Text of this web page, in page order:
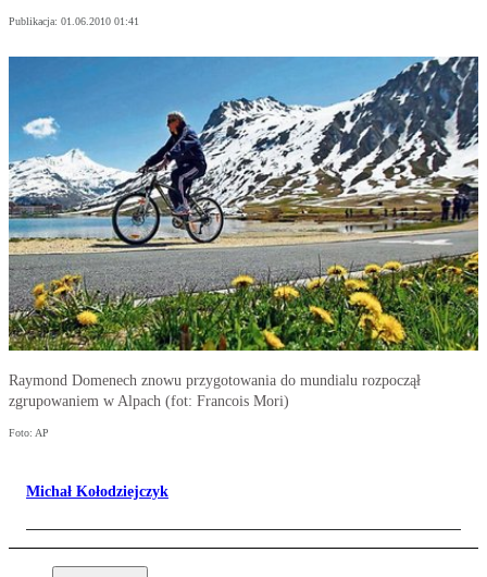
Publikacja: 01.06.2010 01:41
Raymond Domenech znowu przygotowania do mundialu rozpoczął
zgrupowaniem w Alpach (fot: Francois Mori)
Foto: AP
Michał Kołodziejczyk